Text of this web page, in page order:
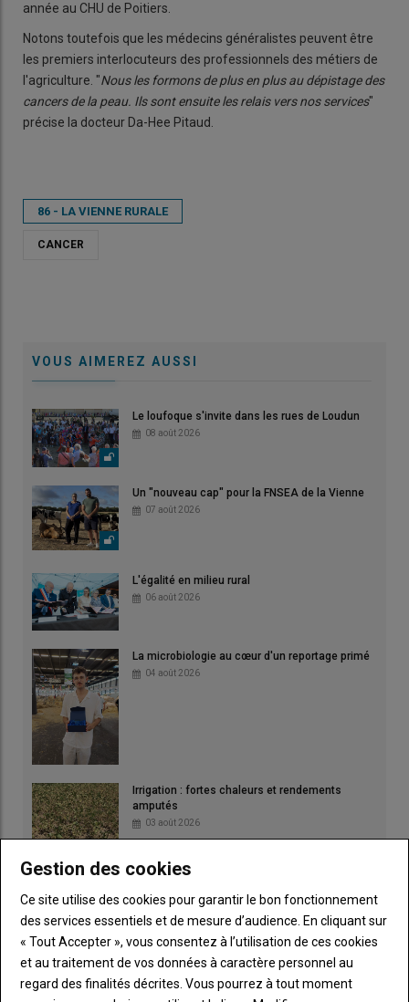
année au CHU de Poitiers.
Notons toutefois que les médecins généralistes peuvent être
les premiers interlocuteurs des professionnels des métiers de
l'agriculture. "Nous les formons de plus en plus au dépistage des
cancers de la peau. Ils sont ensuite les relais vers nos services"
précise la docteur Da-Hee Pitaud.
86 - LA VIENNE RURALE
CANCER
VOUS AIMEREZ AUSSI
Le loufoque s'invite dans les rues de Loudun
08 août 2026
Un "nouveau cap" pour la FNSEA de la Vienne
07 août 2026
L'égalité en milieu rural
06 août 2026
La microbiologie au cœur d'un reportage primé
04 août 2026
Irrigation : fortes chaleurs et rendements
amputés
03 août 2026
Gestion des cookies
Ce site utilise des cookies pour garantir le bon fonctionnement
des services essentiels et de mesure d’audience. En cliquant sur
« Tout Accepter », vous consentez à l’utilisation de ces cookies
et au traitement de vos données à caractère personnel au
regard des finalités décrites. Vous pourrez à tout moment